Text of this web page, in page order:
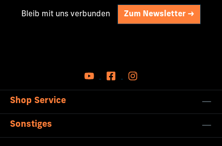
Bleib mit uns verbunden Zum Newsletter ->
Shop Service
Sonstiges